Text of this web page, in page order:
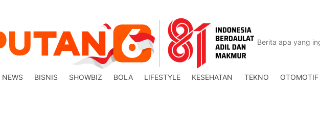
NEWS BISNIS SHOWBIZ BOLA LIFESTYLE KESEHATAN TEKNO OTOMOTIF